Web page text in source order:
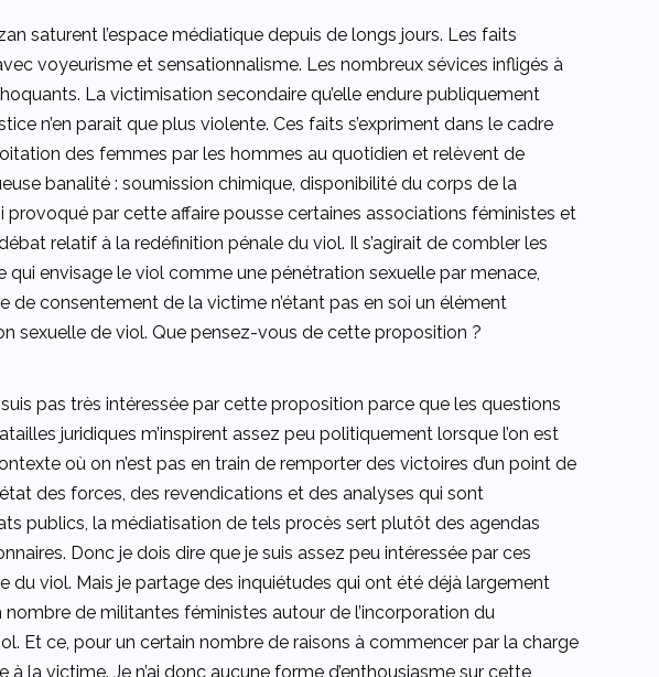
saturent l’espace médiatique depuis de longs jours. Les faits
voyeurisme et sensationnalisme. Les nombreux sévices infligés à
La victimisation secondaire qu’elle endure publiquement
n’en parait que plus violente. Ces faits s’expriment dans le cadre
des femmes par les hommes au quotidien et relèvent de
banalité : soumission chimique, disponibilité du corps de la
provoqué par cette affaire pousse certaines associations féministes et
relatif à la redéfinition pénale du viol. Il s’agirait de combler les
envisage le viol comme une pénétration sexuelle par menace,
de consentement de la victime n’étant pas en soi un élément
sexuelle de viol. Que pensez-vous de cette proposition ?
suis pas très intéressée par cette proposition parce que les questions
juridiques m’inspirent assez peu politiquement lorsque l’on est
où on n’est pas en train de remporter des victoires d’un point de
des forces, des revendications et des analyses qui sont
publics, la médiatisation de tels procès sert plutôt des agendas
Donc je dois dire que je suis assez peu intéressée par ces
du viol. Mais je partage des inquiétudes qui ont été déjà largement
de militantes féministes autour de l’incorporation du
Et ce, pour un certain nombre de raisons à commencer par la charge
la victime. Je n’ai donc aucune forme d’enthousiasme sur cette